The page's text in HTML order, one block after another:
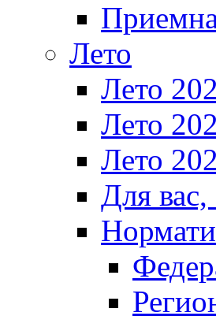
Лето
Лето
Лето
Лето
Для